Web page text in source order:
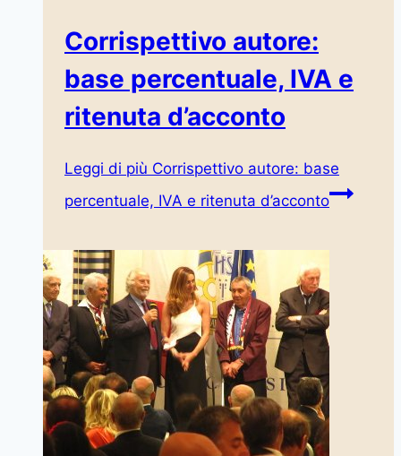
Corrispettivo autore:
base percentuale, IVA e
ritenuta d’acconto
Leggi di più Corrispettivo autore: base
percentuale, IVA e ritenuta d’acconto